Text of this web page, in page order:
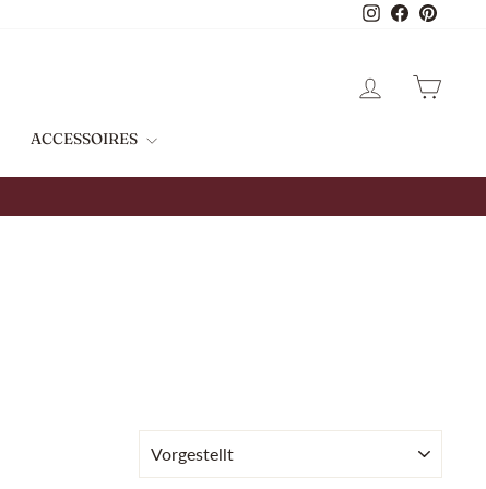
InstagramFacebookPinterest
EINLOGGEN
ACCESSOIRES